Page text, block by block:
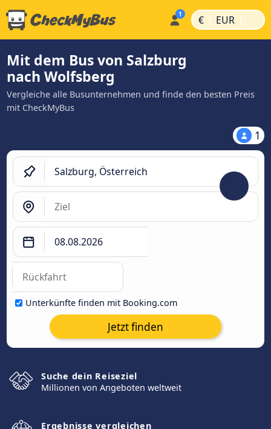
€ | EUR |
Mit dem Bus von Salzburg
nach Wolfsberg
Vergleiche alle Busunternehmen und finde den besten Preis
mit CheckMyBus
1
Unterkünfte finden mit Booking.com
Jetzt finden
Suche dein Reiseziel
Millionen von Angeboten weltweit
Ergebnisse vergleichen